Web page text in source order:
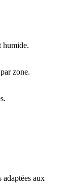
humide.
zone.
adaptées aux